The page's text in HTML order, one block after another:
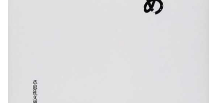
かされる「女神の加護を受けしママのサーガ」3巻 今
中国のメスガキ、民度が終わりすぎてる